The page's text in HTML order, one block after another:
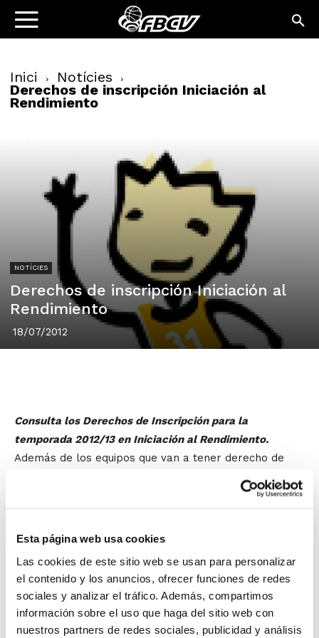
Esta página web usa cookies
Las cookies de este sitio web se usan para personalizar
el contenido y los anuncios, ofrecer funciones de redes
sociales y analizar el tráfico. Además, compartimos
información sobre el uso que haga del sitio web con
nuestros partners de redes sociales, publicidad y análisis
Inici Notícies
Derechos de inscripción Iniciación al
Rendimiento
NOTÍCIES
Derechos de inscripción Iniciación al
Rendimiento
18/07/2012
Consulta los Derechos de Inscripción para la
temporada 2012/13 en Iniciación al Rendimiento.
Además de los equipos que van a tener derecho de
inscripción en cada una de las categorías, se pueden
consultar también las peticiones de plaza no
hayan podido generar (por renuncia de algún equipo
reservadas para la Fase de Ascenso de Pretemporada
se las disputarán los equipos que se inscriban
y participen en la FAP
, NO los de la lista de espera
(sólo en el caso de seguir existiendo plazas vacantes